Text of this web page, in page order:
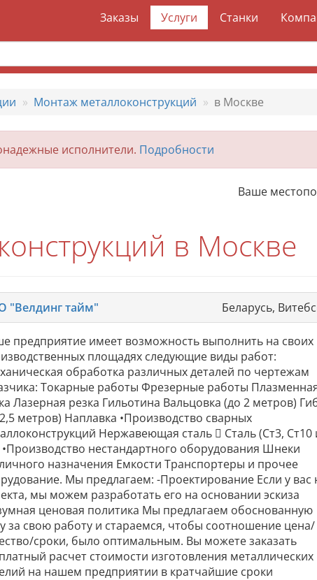
Заказы Услуги Станки
Монтаж металлоконструкций в Москве
исполнители. Подробности
Ваше
в Москве
"Велдинг тайм" Беларусь,
предприятие имеет возможность выполнить на своих
площадях следующие виды работ:
обработка различных деталей по чертежам
Токарные работы Фрезерные работы
Лазерная резка Гильотина Вальцовка (до 2 метров)
метров) Наплавка •Производство сварных
Нержавеющая сталь  Сталь (Ст3, Ст10
•Производство нестандартного оборудования Шнеки
назначения Емкости Транспортеры и прочее
Мы предлагаем: -Проектирование Если у вас
мы можем разработать его на основании эскиза
ценовая политика Мы предлагаем обоснованную
за свою работу и стараемся, чтобы соотношение цена/
сроки, было оптимальным. Вы можете заказать
расчет стоимости изготовления металлических
на нашем предприятии в кратчайшие сроки